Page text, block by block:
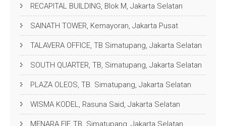
RECAPITAL BUILDING, Blok M, Jakarta Selatan
SAINATH TOWER, Kemayoran, Jakarta Pusat
TALAVERA OFFICE, TB Simatupang, Jakarta Selatan
SOUTH QUARTER, TB, Simatupang, Jakarta Selatan
PLAZA OLEOS, TB. Simatupang, Jakarta Selatan
WISMA KODEL, Rasuna Said, Jakarta Selatan
MENARA FIF, TB. Simatupang, Jakarta Selatan